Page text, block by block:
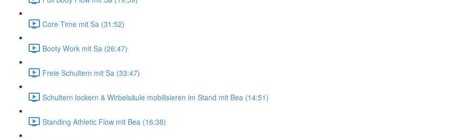
Core Time mit Sa (31:52)
Booty Work mit Sa (26:47)
Freie Schultern mit Sa (33:47)
Schultern lockern & Wirbelsäule mobilisieren im Stand mit Bea (14:51)
Standing Athletic Flow mit Bea (16:38)